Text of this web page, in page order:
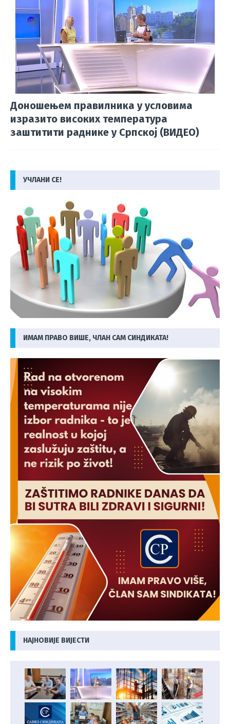
Доношењем правилника у условима
изразито високих температура
заштитити раднике у Српској (ВИДЕО)
УЧЛАНИ СЕ!
ИМАМ ПРАВО ВИШЕ, ЧЛАН САМ СИНДИКАТА!
НАЈНОВИЈЕ ВИЈЕСТИ